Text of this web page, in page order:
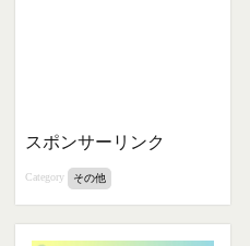
スポンサーリンク
Category その他